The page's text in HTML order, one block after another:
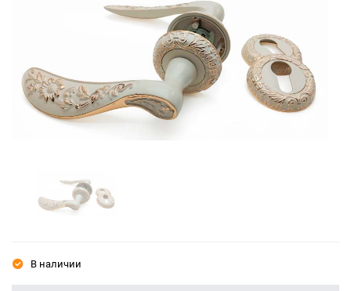
В наличии